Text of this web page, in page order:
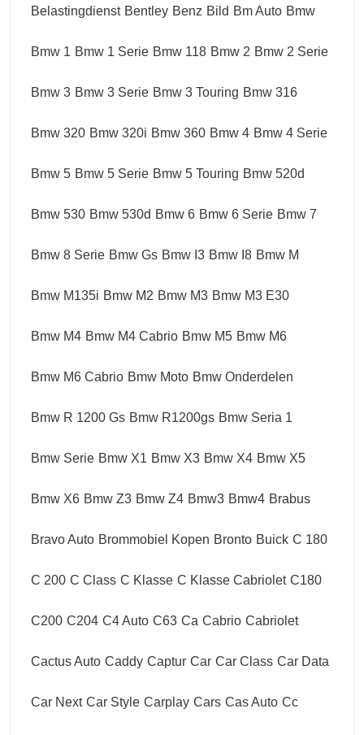
Belastingdienst Bentley Benz Bild Bm Auto Bmw
Bmw 1 Bmw 1 Serie Bmw 118 Bmw 2 Bmw 2 Serie
Bmw 3 Bmw 3 Serie Bmw 3 Touring Bmw 316
Bmw 320 Bmw 320i Bmw 360 Bmw 4 Bmw 4 Serie
Bmw 5 Bmw 5 Serie Bmw 5 Touring Bmw 520d
Bmw 530 Bmw 530d Bmw 6 Bmw 6 Serie Bmw 7
Bmw 8 Serie Bmw Gs Bmw I3 Bmw I8 Bmw M
Bmw M135i Bmw M2 Bmw M3 Bmw M3 E30
Bmw M4 Bmw M4 Cabrio Bmw M5 Bmw M6
Bmw M6 Cabrio Bmw Moto Bmw Onderdelen
Bmw R 1200 Gs Bmw R1200gs Bmw Seria 1
Bmw Serie Bmw X1 Bmw X3 Bmw X4 Bmw X5
Bmw X6 Bmw Z3 Bmw Z4 Bmw3 Bmw4 Brabus
Bravo Auto Brommobiel Kopen Bronto Buick C 180
C 200 C Class C Klasse C Klasse Cabriolet C180
C200 C204 C4 Auto C63 Ca Cabrio Cabriolet
Cactus Auto Caddy Captur Car Car Class Car Data
Car Next Car Style Carplay Cars Cas Auto Cc